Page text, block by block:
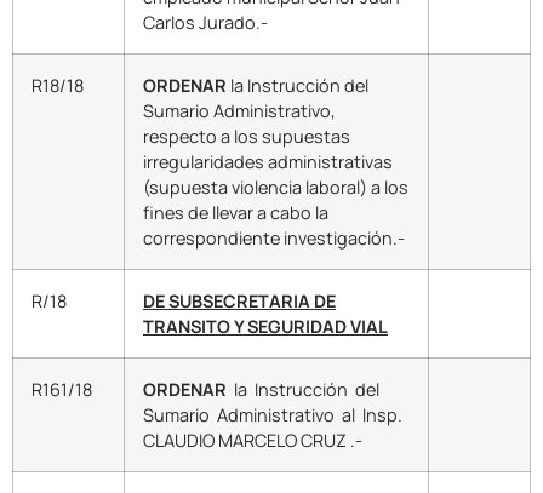
Carlos Jurado.-
R18/18 ORDENAR la Instrucción del
Sumario Administrativo,
respecto a los supuestas
irregularidades administrativas
(supuesta violencia laboral) a los
fines de llevar a cabo la
correspondiente investigación.-
R/18
DE SUBSECRETARIA DE
TRANSITO Y SEGURIDAD VIAL
R161/18 ORDENAR la Instrucción del
Sumario Administrativo al Insp.
CLAUDIO MARCELO CRUZ .-